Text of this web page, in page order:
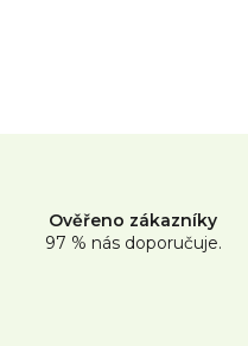
Ověřeno zákazníky
97 % nás doporučuje.